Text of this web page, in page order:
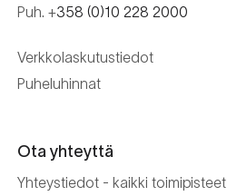
Puh. +358 (0)10 228 2000
Verkkolaskutustiedot
Puheluhinnat
Ota yhteyttä
Yhteystiedot - kaikki toimipisteet